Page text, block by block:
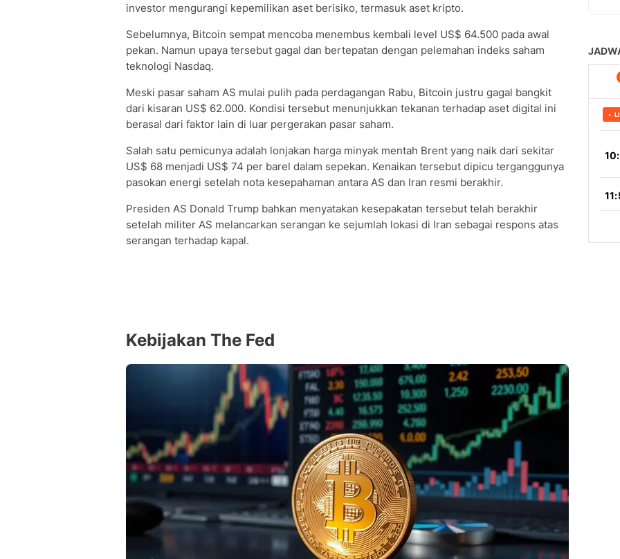
investor mengurangi kepemilikan aset berisiko, termasuk aset kripto.
Sebelumnya, Bitcoin sempat mencoba menembus kembali level US$ 64.500 pada awal
pekan. Namun upaya tersebut gagal dan bertepatan dengan pelemahan indeks saham
teknologi Nasdaq.
Meski pasar saham AS mulai pulih pada perdagangan Rabu, Bitcoin justru gagal bangkit
dari kisaran US$ 62.000. Kondisi tersebut menunjukkan tekanan terhadap aset digital ini
berasal dari faktor lain di luar pergerakan pasar saham.
Salah satu pemicunya adalah lonjakan harga minyak mentah Brent yang naik dari sekitar
US$ 68 menjadi US$ 74 per barel dalam sepekan. Kenaikan tersebut dipicu terganggunya
pasokan energi setelah nota kesepahaman antara AS dan Iran resmi berakhir.
Presiden AS Donald Trump bahkan menyatakan kesepakatan tersebut telah berakhir
setelah militer AS melancarkan serangan ke sejumlah lokasi di Iran sebagai respons atas
serangan terhadap kapal.
Kebijakan The Fed